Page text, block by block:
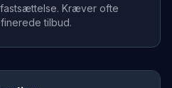
Kræver ofte
tilbud.